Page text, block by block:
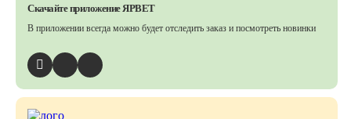
Скачайте приложение ЯРВЕТ
В приложении всегда можно будет отследить заказ и посмотреть новинки